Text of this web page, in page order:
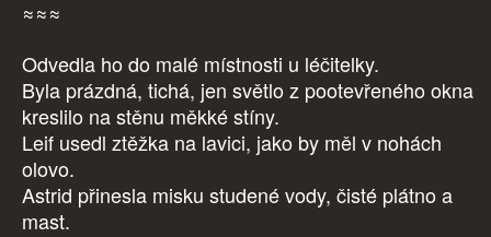
≈≈≈
Odvedla ho do malé místnosti u léčitelky.
Byla prázdná, tichá, jen světlo z pootevřeného okna
kreslilo na stěnu měkké stíny.
Leif usedl ztěžka na lavici, jako by měl v nohách
olovo.
Astrid přinesla misku studené vody, čisté plátno a
mast.